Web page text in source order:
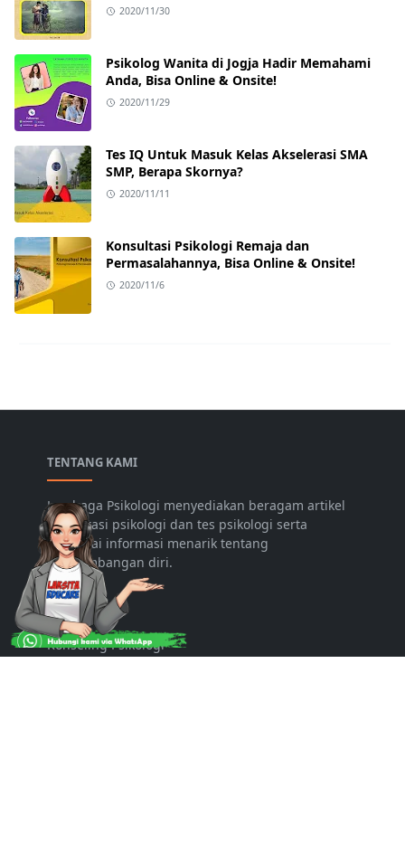
2020/11/30
Psikolog Wanita di Jogja Hadir Memahami
Anda, Bisa Online & Onsite!
2020/11/29
Tes IQ Untuk Masuk Kelas Akselerasi SMA
SMP, Berapa Skornya?
2020/11/11
Konsultasi Psikologi Remaja dan
Permasalahannya, Bisa Online & Onsite!
2020/11/6
TENTANG KAMI
Lembaga Psikologi menyediakan beragam artikel
konsultasi psikologi dan tes psikologi serta
berbagai informasi menarik tentang
pengembangan diri.
LAYANAN
Konseling Psikologi